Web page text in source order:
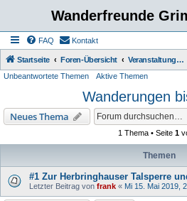
Wanderfreunde
FAQ Kontakt
Startseite Foren-Übersicht Veranstaltungen / Wanderungen
Unbeantwortete Themen Aktive Themen
Wanderungen
Neues Thema
1 Thema • Seite 1
Themen
#1 Zur Herbringhauser Talsperre
Letzter Beitrag von frank « Mi 15. Mai 2019,